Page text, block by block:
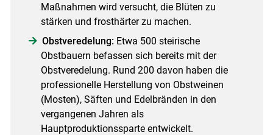
Maßnahmen wird versucht, die Blüten zu
stärken und frosthärter zu machen.
Obstveredelung: Etwa 500 steirische
Obstbauern befassen sich bereits mit der
Obstveredelung. Rund 200 davon haben die
professionelle Herstellung von Obstweinen
(Mosten), Säften und Edelbränden in den
vergangenen Jahren als
Hauptproduktionssparte entwickelt.